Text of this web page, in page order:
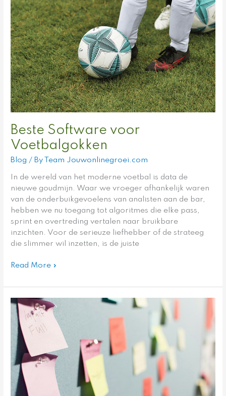
Beste Software voor
Voetbalgokken
Blog / ByTeam Jouwonlinegroei.com
In de wereld van het moderne voetbal is data de
nieuwe goudmijn. Waar we vroeger afhankelijk waren
van de onderbuikgevoelens van analisten aan de bar,
hebben we nu toegang tot algoritmes die elke pass,
sprint en overtreding vertalen naar bruikbare
inzichten. Voor de serieuze liefhebber of de strateeg
die slimmer wil inzetten, is de juiste
voor
Voetbalgokken
Read More »
Digitale
rust
ontstaat
wanneer
ook
persoonlijke
processen
overzichtelijk
worden